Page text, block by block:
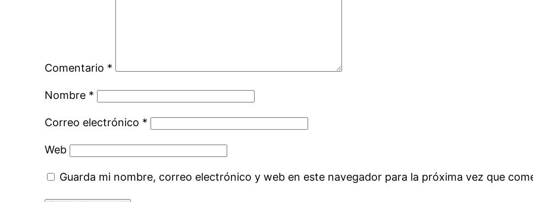
Comentario *
Nombre *
Correo electrónico *
Web
Guarda mi nombre, correo electrónico y web en este navegador para la próxima vez que